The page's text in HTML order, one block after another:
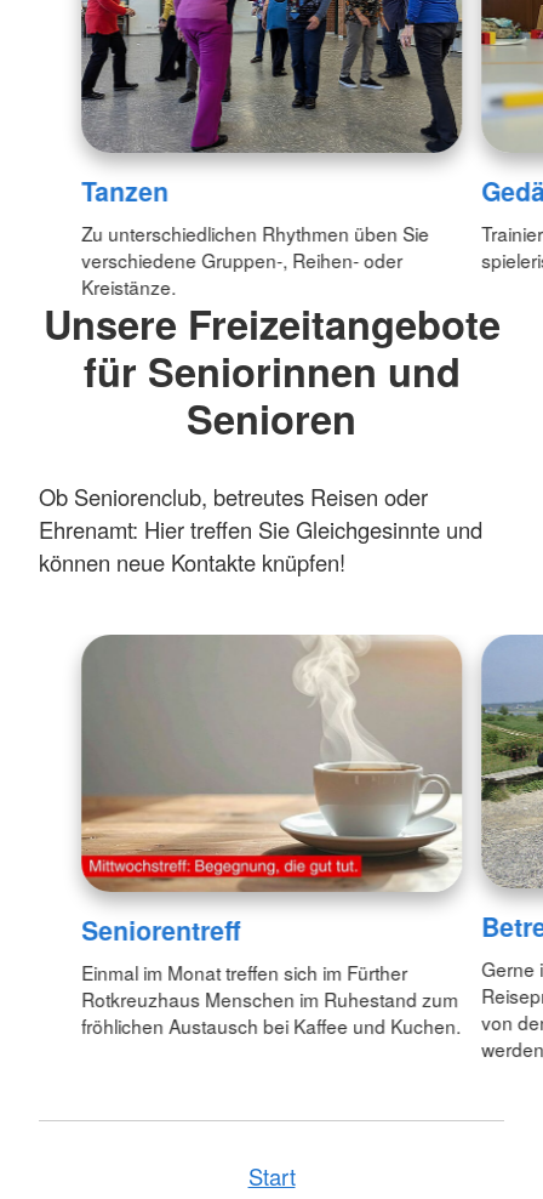
Tanzen
Zu unterschiedlichen Rhythmen üben Sie
verschiedene Gruppen-, Reihen- oder
Kreistänze.
Unsere Freizeitangebote
für Seniorinnen und
Senioren
Ob Seniorenclub, betreutes Reisen oder
Ehrenamt: Hier treffen Sie Gleichgesinnte und
können neue Kontakte knüpfen!
Seniorentreff
Einmal im Monat treffen sich im Fürther
Rotkreuzhaus Menschen im Ruhestand zum
fröhlichen Austausch bei Kaffee und Kuchen.
Gerne
von
Start